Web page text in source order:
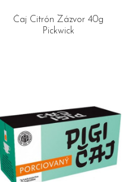
Čaj Citrón Zázvor 40g
Pickwick